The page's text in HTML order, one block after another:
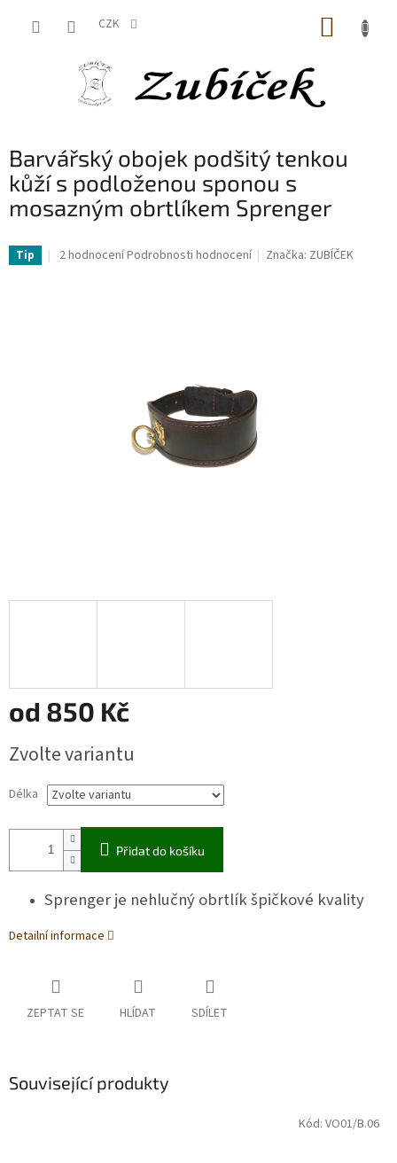
CZK
Barvářský obojek podšitý tenkou
kůží s podloženou sponou s
mosazným obrtlíkem Sprenger
Tip
Průměrné
2 hodnoceníPodrobnosti hodnocení Značka: ZUBÍČEK
od 850 Kč
cena:
Zvolte variantu
Délka
Přidat do košíku
Sprenger je nehlučný obrtlík špičkové kvality
Detailní informace
ZEPTAT SE HLÍDAT SDÍLET
Související produkty
Kód: VO01/B.06